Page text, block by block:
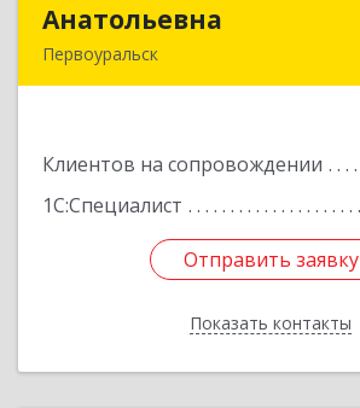
Анатольевна
Первоуральск
Клиентов на сопровождении
1С:Специалист
Отправить заявку
Показать контакты
Отправить заявку
Назад